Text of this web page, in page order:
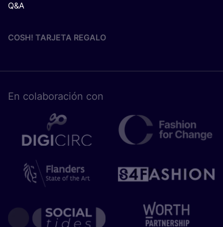
Q&A
COSH! TARJETA REGALO
En cola­bo­ra­ción con